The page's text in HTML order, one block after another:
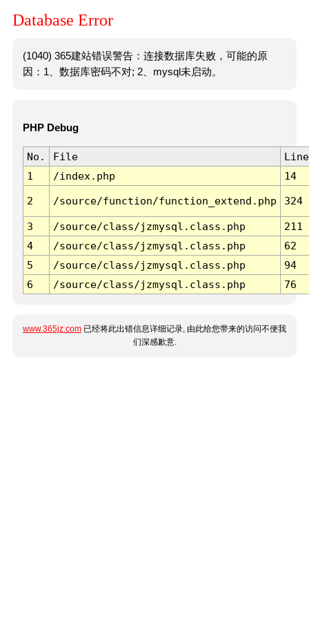
Database Error
(1040) 365建站错误警告：连接数据库失败，可能的原
因：1、数据库密码不对; 2、mysql未启动。
PHP Debug
No. File
Line
1
/index.php 14
2 /source/function/function_extend.php 324
3 /source/class/jzmysql.class.php
211
4
/source/class/jzmysql.class.php
62
5
/source/class/jzmysql.class.php
94
6
/source/class/jzmysql.class.php 76
www.365jz.com 已经将此出错信息详细记录, 由此给您带来的访问不便我
们深感歉意.